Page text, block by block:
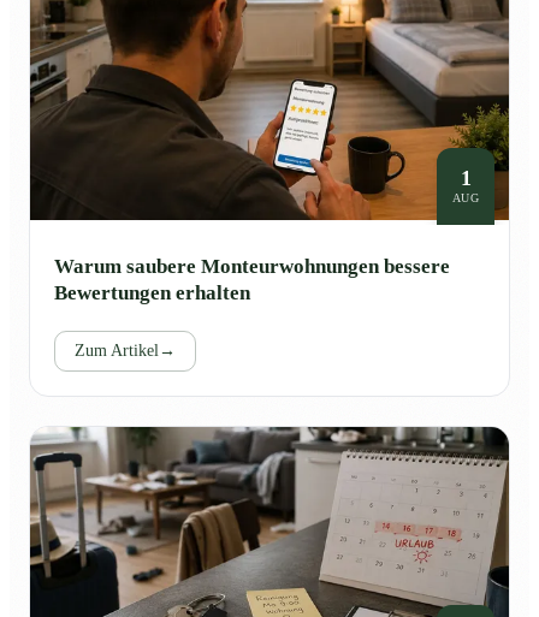
1
AUG
Warum saubere Monteurwohnungen bessere
Bewertungen erhalten
Zum Artikel →